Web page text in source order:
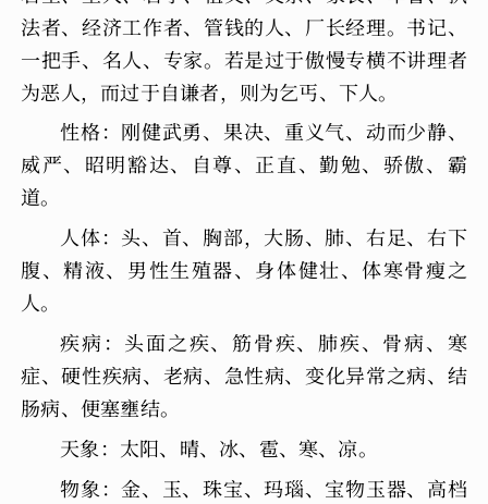
法者、经济工作者、管钱的人、厂长经理。书记、
一把手、名人、专家。若是过于傲慢专横不讲理者
为恶人，而过于自谦者，则为乞丐、下人。
性格：刚健武勇、果决、重义气、动而少静、
威严、昭明豁达、自尊、正直、勤勉、骄傲、霸
道。
人体：头、首、胸部，大肠、肺、右足、右下
腹、精液、男性生殖器、身体健壮、体寒骨瘦之
人。
疾病：头面之疾、筋骨疾、肺疾、骨病、寒
症、硬性疾病、老病、急性病、变化异常之病、结
肠病、便塞壅结。
天象：太阳、晴、冰、雹、寒、凉。
物象：金、玉、珠宝、玛瑙、宝物玉器、高档